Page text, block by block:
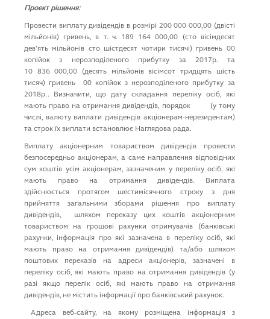
Проект рішення:
Провести виплату дивідендів в розмірі 200 000 000,00 (двісті
мільйонів) гривень, в т. ч. 189 164 000,00 (сто вісімдесят
дев’ять мільйонів сто шістдесят чотири тисячі) гривень 00
копійок з нерозподіленого прибутку за 2017р. та
10 836 000,00 (десять мільйонів вісімсот тридцять шість
тисяч) гривень 00 копійок з нерозподіленого прибутку за
2018р.. Визначити, що дату складання переліку осіб, які
мають право на отримання дивідендів, порядок (у тому
числі, валюту виплати дивідендів акціонерам-нерезидентам)
та строк їх виплати встановлює Наглядова рада.
Виплату акціонерним товариством дивідендів провести
безпосередньо акціонерам, а саме направлення відповідних
сум коштів усім акціонерам, зазначеним у переліку осіб, які
мають право на отримання дивідендів. Виплата
здійснюється протягом шестимісячного строку з дня
прийняття загальними зборами рішення про виплату
дивідендів, шляхом переказу цих коштів акціонерним
товариством на грошові рахунки отримувачів (банківські
рахунки, інформація про які зазначена в переліку осіб, які
мають право на отримання дивідендів) та/або шляхом
поштових переказів на адреси акціонерів, зазначені в
переліку осіб, які мають право на отримання дивідендів (у
разі якщо перелік осіб, які мають право на отримання
дивідендів, не містить інформації про банківський рахунок.
Адреса веб-сайту, на якому розміщена інформація з